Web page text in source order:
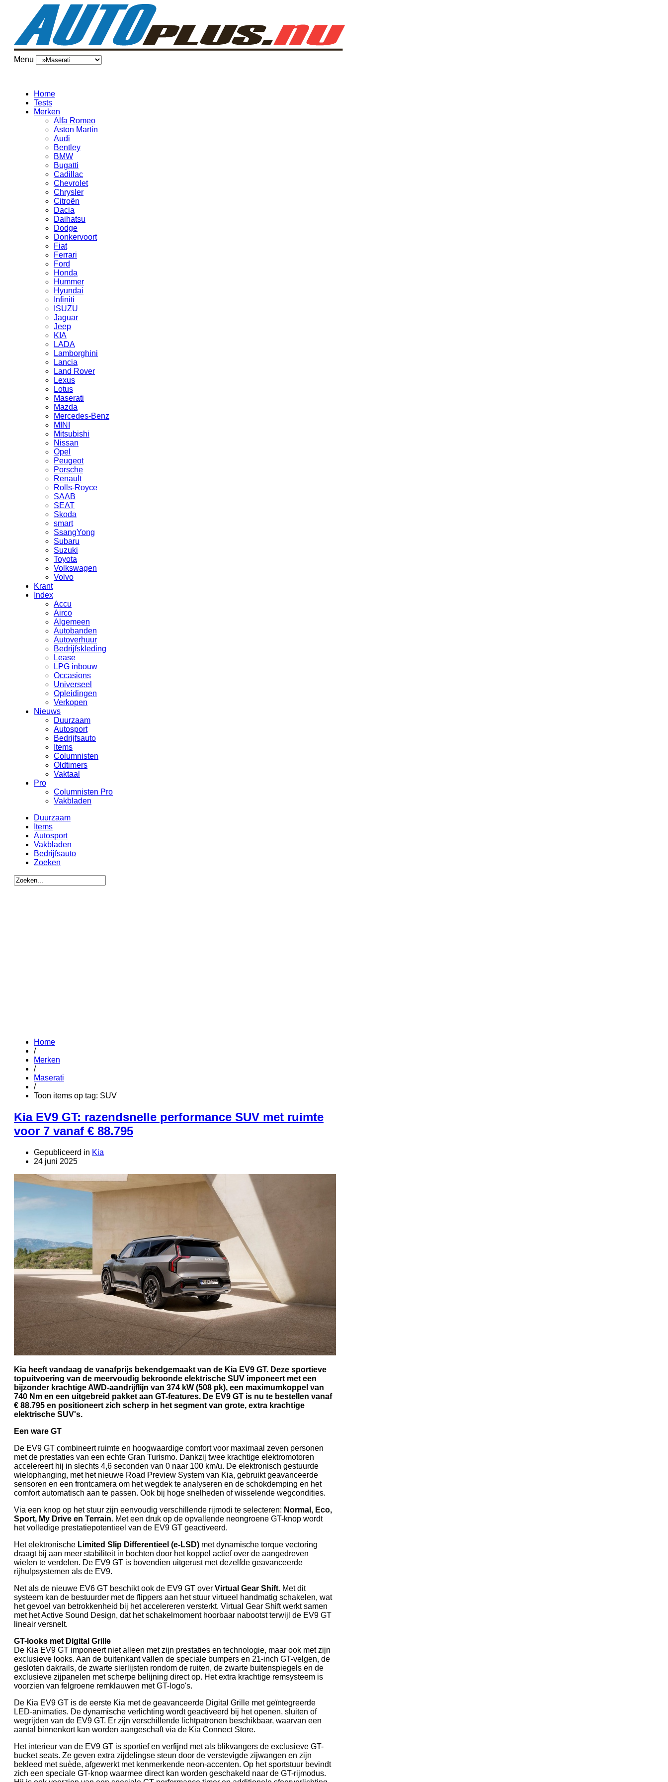
Menu
Home
Tests
Merken
Alfa Romeo
Aston Martin
Audi
Bentley
BMW
Bugatti
Cadillac
Chevrolet
Chrysler
Citroën
Dacia
Daihatsu
Dodge
Donkervoort
Fiat
Ferrari
Ford
Honda
Hummer
Hyundai
Infiniti
ISUZU
Jaguar
Jeep
KIA
LADA
Lamborghini
Lancia
Land Rover
Lexus
Lotus
Maserati
Mazda
Mercedes-Benz
MINI
Mitsubishi
Nissan
Opel
Peugeot
Porsche
Renault
Rolls-Royce
SAAB
SEAT
Skoda
smart
SsangYong
Subaru
Suzuki
Toyota
Volkswagen
Volvo
Krant
Index
Accu
Airco
Algemeen
Autobanden
Autoverhuur
Bedrijfskleding
Lease
LPG inbouw
Occasions
Universeel
Opleidingen
Verkopen
Nieuws
Duurzaam
Autosport
Bedrijfsauto
Items
Columnisten
Oldtimers
Vaktaal
Pro
Columnisten Pro
Vakbladen
Duurzaam
Items
Autosport
Vakbladen
Bedrijfsauto
Zoeken
Home
/
Merken
/
Maserati
/
Toon items op tag: SUV
Kia EV9 GT: razendsnelle performance SUV met ruimte
voor 7 vanaf € 88.795
Gepubliceerd in Kia
24 juni 2025
Kia heeft vandaag de vanafprijs bekendgemaakt van de Kia EV9 GT. Deze sportieve
topuitvoering van de meervoudig bekroonde elektrische SUV imponeert met een
bijzonder krachtige AWD-aandrijflijn van 374 kW (508 pk), een maximumkoppel van
740 Nm en een uitgebreid pakket aan GT-features. De EV9 GT is nu te bestellen vanaf
€ 88.795 en positioneert zich scherp in het segment van grote, extra krachtige
elektrische SUV's.
Een ware GT
De EV9 GT combineert ruimte en hoogwaardige comfort voor maximaal zeven personen
met de prestaties van een echte Gran Turismo. Dankzij twee krachtige elektromotoren
accelereert hij in slechts 4,6 seconden van 0 naar 100 km/u. De elektronisch gestuurde
wielophanging, met het nieuwe Road Preview System van Kia, gebruikt geavanceerde
sensoren en een frontcamera om het wegdek te analyseren en de schokdemping en het
comfort automatisch aan te passen. Ook bij hoge snelheden of wisselende wegcondities.
Via een knop op het stuur zijn eenvoudig verschillende rijmodi te selecteren: Normal, Eco,
Sport, My Drive en Terrain. Met een druk op de opvallende neongroene GT-knop wordt
het volledige prestatiepotentieel van de EV9 GT geactiveerd.
Het elektronische Limited Slip Differentieel (e-LSD) met dynamische torque vectoring
draagt bij aan meer stabiliteit in bochten door het koppel actief over de aangedreven
wielen te verdelen. De EV9 GT is bovendien uitgerust met dezelfde geavanceerde
rijhulpsystemen als de EV9.
Net als de nieuwe EV6 GT beschikt ook de EV9 GT over Virtual Gear Shift. Met dit
systeem kan de bestuurder met de flippers aan het stuur virtueel handmatig schakelen, wat
het gevoel van betrokkenheid bij het accelereren versterkt. Virtual Gear Shift werkt samen
met het Active Sound Design, dat het schakelmoment hoorbaar nabootst terwijl de EV9 GT
lineair versnelt.
GT-looks met Digital Grille
De Kia EV9 GT imponeert niet alleen met zijn prestaties en technologie, maar ook met zijn
exclusieve looks. Aan de buitenkant vallen de speciale bumpers en 21-inch GT-velgen, de
gesloten dakrails, de zwarte sierlijsten rondom de ruiten, de zwarte buitenspiegels en de
exclusieve zijpanelen met scherpe belijning direct op. Het extra krachtige remsysteem is
voorzien van felgroene remklauwen met GT-logo's.
De Kia EV9 GT is de eerste Kia met de geavanceerde Digital Grille met geïntegreerde
LED-animaties. De dynamische verlichting wordt geactiveerd bij het openen, sluiten of
wegrijden van de EV9 GT. Er zijn verschillende lichtpatronen beschikbaar, waarvan een
aantal binnenkort kan worden aangeschaft via de Kia Connect Store.
Het interieur van de EV9 GT is sportief en verfijnd met als blikvangers de exclusieve GT-
bucket seats. Ze geven extra zijdelingse steun door de verstevigde zijwangen en zijn
bekleed met suède, afgewerkt met kenmerkende neon-accenten. Op het sportstuur bevindt
zich een speciale GT-knop waarmee direct kan worden geschakeld naar de GT-rijmodus.